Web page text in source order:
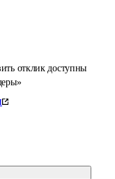
отклик доступны